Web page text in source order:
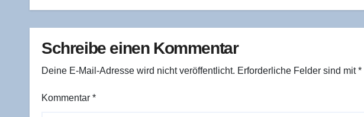
Schreibe einen Kommentar
Deine E-Mail-Adresse wird nicht veröffentlicht. Erforderliche Felder sind mit*
Kommentar *